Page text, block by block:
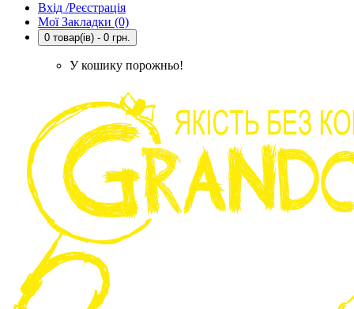
Вхід /Реєстрація
Мої Закладки (0)
0 товар(ів) - 0 грн.
У кошику порожньо!